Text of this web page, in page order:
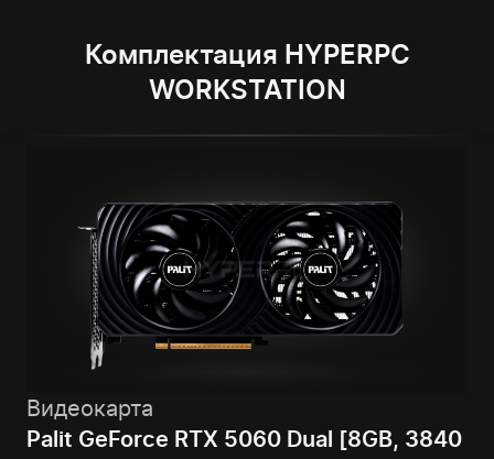
Комплектация HYPERPC
WORKSTATION
Видеокарта
Palit GeForce RTX 5060 Dual [8GB, 3840